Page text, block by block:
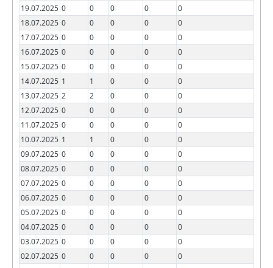
19.07.2025 0 0 0 0
0
18.07.2025 0 0 0 0
0
17.07.2025 0 0 0 0
0
16.07.2025 0 0 0 0
0
15.07.2025 0 0 0 0
0
14.07.2025 1 1 0 0
0
13.07.2025 2 2 0 0
0
12.07.2025 0 0 0 0
0
11.07.2025 0 0 0 0
0
10.07.2025 1 1 0 0
0
09.07.2025 0 0 0 0
0
08.07.2025 0 0 0 0
0
07.07.2025 0 0 0 0
0
06.07.2025 0 0 0 0
0
05.07.2025 0 0 0 0
0
04.07.2025 0 0 0 0
0
03.07.2025 0 0 0 0
0
02.07.2025 0 0 0 0
0